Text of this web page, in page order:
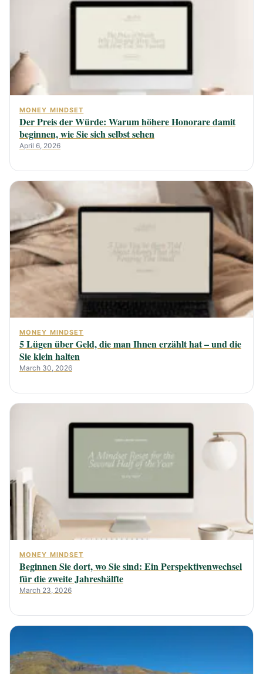
MONEY MINDSET
Der Preis der Würde: Warum höhere Honorare damit
beginnen, wie Sie sich selbst sehen
April 6, 2026
MONEY MINDSET
5 Lügen über Geld, die man Ihnen erzählt hat – und die
Sie klein halten
March 30, 2026
MONEY MINDSET
Beginnen Sie dort, wo Sie sind: Ein Perspektivenwechsel
für die zweite Jahreshälfte
March 23, 2026